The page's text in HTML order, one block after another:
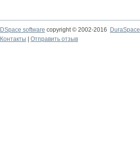
DSpace software copyright © 2002-2016
DuraSpace
Контакты
Отправить отзыв